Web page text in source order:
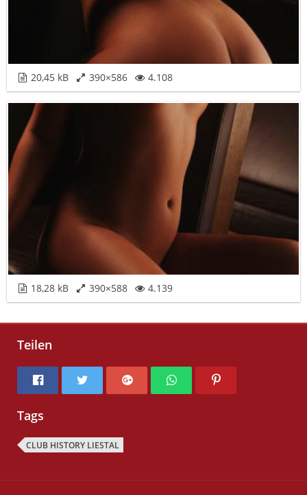
20,45 kB 390×586 4.108
18,28 kB 390×588 4.139
Teilen
Tags
CLUB HISTORY LIESTAL